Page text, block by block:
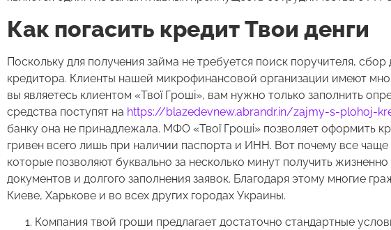
Как погасить кредит Твои денги
Поскольку для получения займа не требуется поиск поручителя,
кредитора. Клиенты нашей микрофинансовой организации имеют
вы являетесь клиентом «Твої Гроші», вам нужно только заполнить
средства поступят на https://blazedevnew.abrandr.in/zajmy-s-plohoj-
банку она не принадлежала. МФО «Твої Гроші» позволяет оформить
гривен всего лишь при наличии паспорта и ИНН. Вот почему все
которые позволяют буквально за несколько минут получить
документов и долгого заполнения заявок. Благодаря этому многие
Киеве, Харькове и во всех других городах Украины.
Компания твой гроши предлагает достаточно стандартные